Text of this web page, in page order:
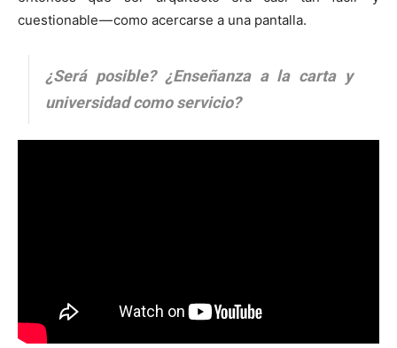
cuestionable — como acercarse a una pantalla.
¿Será posible? ¿Enseñanza a la carta y
universidad como servicio?